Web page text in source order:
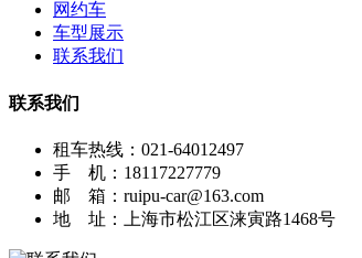
网约车
车型展示
联系我们
联系我们
租车热线：021-64012497
手 机：18117227779
邮 箱：ruipu-car@163.com
地 址：上海市松江区涞寅路1468号